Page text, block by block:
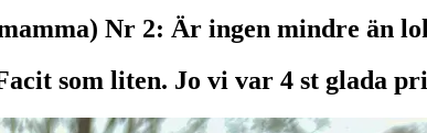
Nr 2: Är ingen mindre än
som liten. Jo vi var 4 st glada